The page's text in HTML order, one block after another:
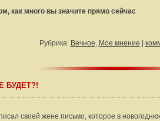
как много вы значите прямо сейчас
Рубрика: Вечное, Мое мнение
БУДЕТ?!
своей жене письмо, которое в